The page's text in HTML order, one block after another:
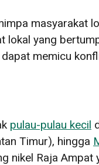
masyarakat
lokal yang
memicu
pulau-pulau kecil
Timur), hingga
nikel Raja Ampat